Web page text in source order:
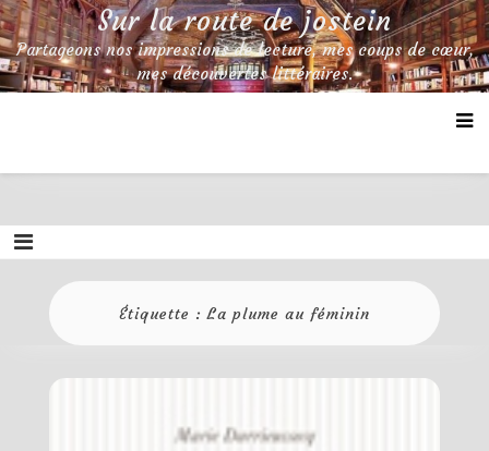
Skip
to
content
Sur la route de jostein
Partageons nos impressions de lecture, mes coups de cœur,
mes découvertes littéraires.
Étiquette :La plume au féminin